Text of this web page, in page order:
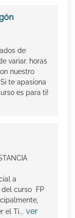
de
variar. horas
nuestro
te apasiona
es para ti!
a
del curso FP
el Ti... ver